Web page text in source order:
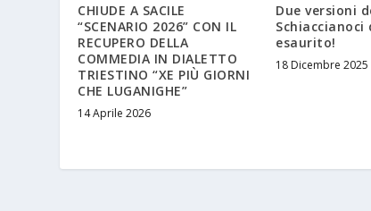
CHIUDE A SACILE
“SCENARIO 2026” CON IL
RECUPERO DELLA
COMMEDIA IN DIALETTO
TRIESTINO “XE PIÙ GIORNI
CHE LUGANIGHE”
14 Aprile 2026
Due versioni
esaurito!
18 Dicembre 2025